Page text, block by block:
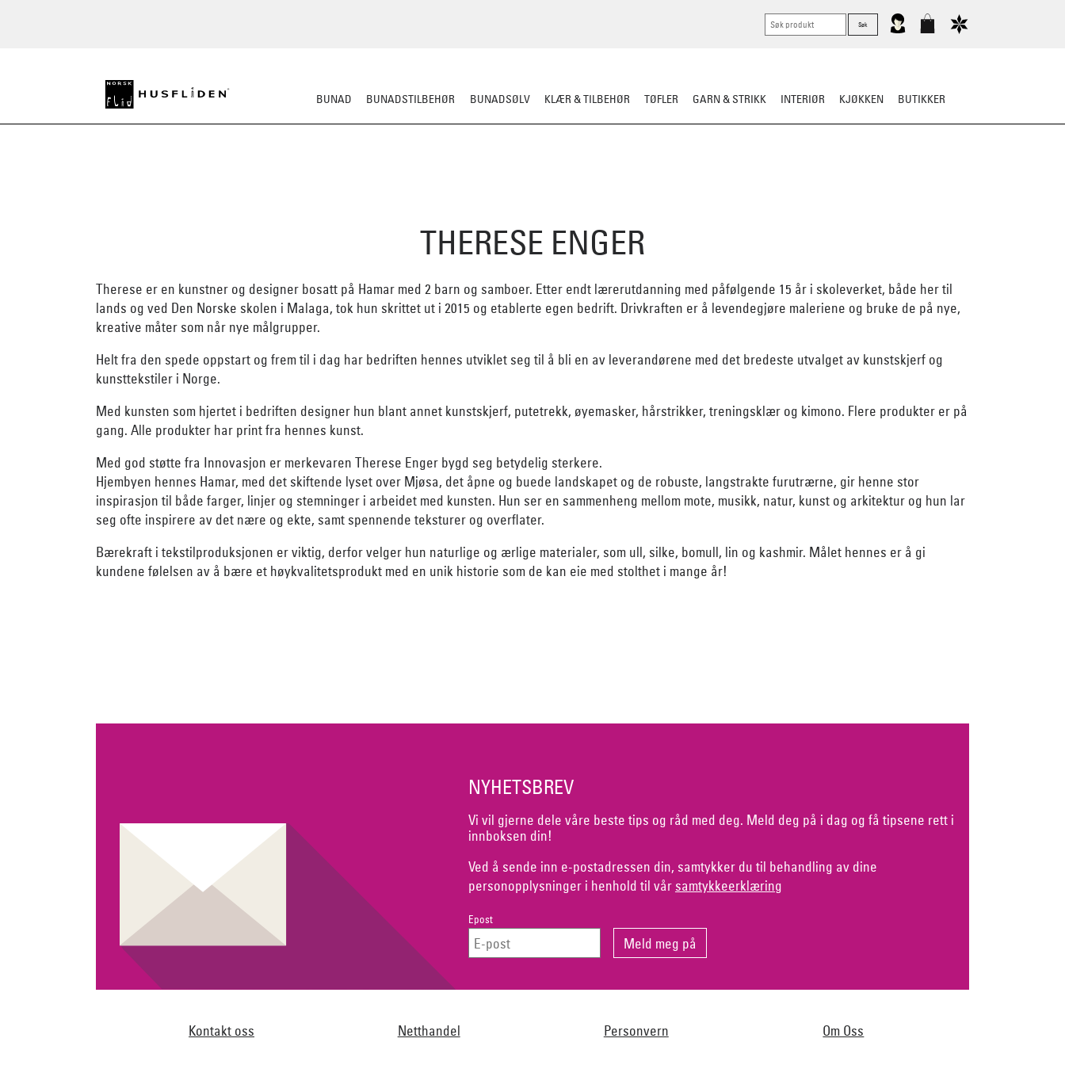
BUNAD BUNADSTILBEHØR BUNADSØLV KLÆR & TILBEHØR TØFLER GARN & STRIKK INTERIØR KJØKKEN BUTIKKER
THERESE ENGER
Therese er en kunstner og designer bosatt på Hamar med 2 barn og samboer. Etter endt lærerutdanning med påfølgende 15 år i skoleverket, både her til
lands og ved Den Norske skolen i Malaga, tok hun skrittet ut i 2015 og etablerte egen bedrift. Drivkraften er å levendegjøre maleriene og bruke de på nye,
kreative måter som når nye målgrupper.
Helt fra den spede oppstart og frem til i dag har bedriften hennes utviklet seg til å bli en av leverandørene med det bredeste utvalget av kunstskjerf og
kunsttekstiler i Norge.
Med kunsten som hjertet i bedriften designer hun blant annet kunstskjerf, putetrekk, øyemasker, hårstrikker, treningsklær og kimono. Flere produkter er på
gang. Alle produkter har print fra hennes kunst.
Med god støtte fra Innovasjon er merkevaren Therese Enger bygd seg betydelig sterkere.
Hjembyen hennes Hamar, med det skiftende lyset over Mjøsa, det åpne og buede landskapet og de robuste, langstrakte furutrærne, gir henne stor
inspirasjon til både farger, linjer og stemninger i arbeidet med kunsten. Hun ser en sammenheng mellom mote, musikk, natur, kunst og arkitektur og hun lar
seg ofte inspirere av det nære og ekte, samt spennende teksturer og overflater.
Bærekraft i tekstilproduksjonen er viktig, derfor velger hun naturlige og ærlige materialer, som ull, silke, bomull, lin og kashmir. Målet hennes er å gi
kundene følelsen av å bære et høykvalitetsprodukt med en unik historie som de kan eie med stolthet i mange år!
NYHETSBREV
Vi vil gjerne dele våre beste tips og råd med deg. Meld deg på i dag og få tipsene rett i
innboksen din!
Ved å sende inn e-postadressen din, samtykker du til behandling av dine
personopplysninger i henhold til vår samtykkeerklæring
Epost
Kontakt oss Netthandel Personvern Om Oss